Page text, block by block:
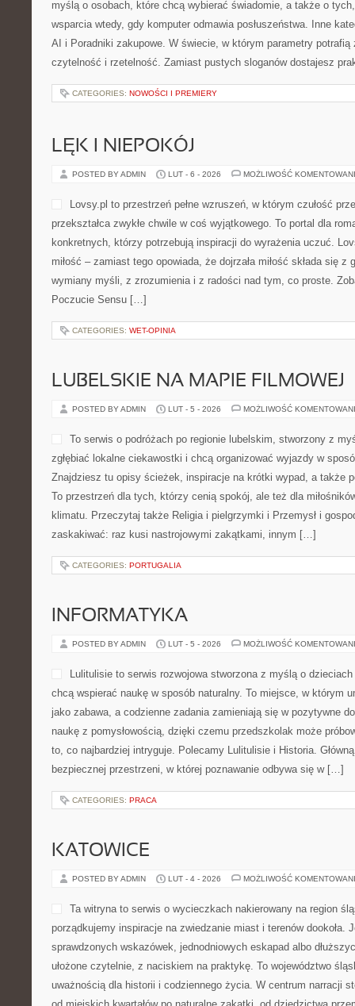
myślą o osobach, które chcą wybierać świadomie, a także o
wsparcia wtedy, gdy komputer odmawia posłuszeństwa. Inne
AI i Poradniki zakupowe. W świecie, w którym parametry
czytelność i rzetelność. Zamiast pustych sloganów dostajesz
CATEGORIES: NOWOŚCI I PREMIERY
LĘK I NIEPOKÓJ
POSTED BY ADMIN LUT - 6 - 2026 MOŻLIWOŚĆ
Lovsy.pl to przestrzeń pełne wzruszeń, w którym czułość
przekształca zwykłe chwile w coś wyjątkowego. To portal dla
konkretnych, którzy potrzebują inspiracji do wyrażenia uczuć.
miłość – zamiast tego opowiada, że dojrzała miłość składa się
wymiany myśli, z zrozumienia i z radości nad tym, co proste.
Poczucie Sensu […]
CATEGORIES: WET-OPINIA
LUBELSKIE NA MAPIE FILMOWEJ
POSTED BY ADMIN LUT - 5 - 2026 MOŻLIWOŚĆ
To serwis o podróżach po regionie lubelskim, stworzony z
zgłębiać lokalne ciekawostki i chcą organizować wyjazdy w
Znajdziesz tu opisy ścieżek, inspiracje na krótki wypad, a także
To przestrzeń dla tych, którzy cenią spokój, ale też dla
klimatu. Przeczytaj także Religia i pielgrzymki i Przemysł i
zaskakiwać: raz kusi nastrojowymi zakątkami, innym […]
CATEGORIES: PORTUGALIA
INFORMATYKA
POSTED BY ADMIN LUT - 5 - 2026 MOŻLIWOŚĆ
Lulitulisie to serwis rozwojowa stworzona z myślą o
chcą wspierać naukę w sposób naturalny. To miejsce, w którym
jako zabawa, a codzienne zadania zamieniają się w pozytywne
naukę z pomysłowością, dzięki czemu przedszkolak może
to, co najbardziej intryguje. Polecamy Lulitulisie i Historia.
bezpiecznej przestrzeni, w której poznawanie odbywa się w […]
CATEGORIES: PRACA
KATOWICE
POSTED BY ADMIN LUT - 4 - 2026 MOŻLIWOŚĆ
Ta witryna to serwis o wycieczkach nakierowany na region
porządkujemy inspiracje na zwiedzanie miast i terenów dookoła.
sprawdzonych wskazówek, jednodniowych eskapad albo
ułożone czytelnie, z naciskiem na praktykę. To województwo
uważnością dla historii i codziennego życia. W centrum narracji